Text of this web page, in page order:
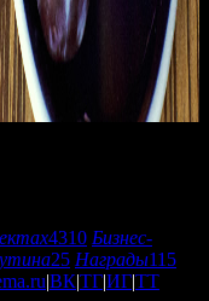
4310 Бизнес-
25 Награды115
|ВК|ТГ|ИГ|ТТ